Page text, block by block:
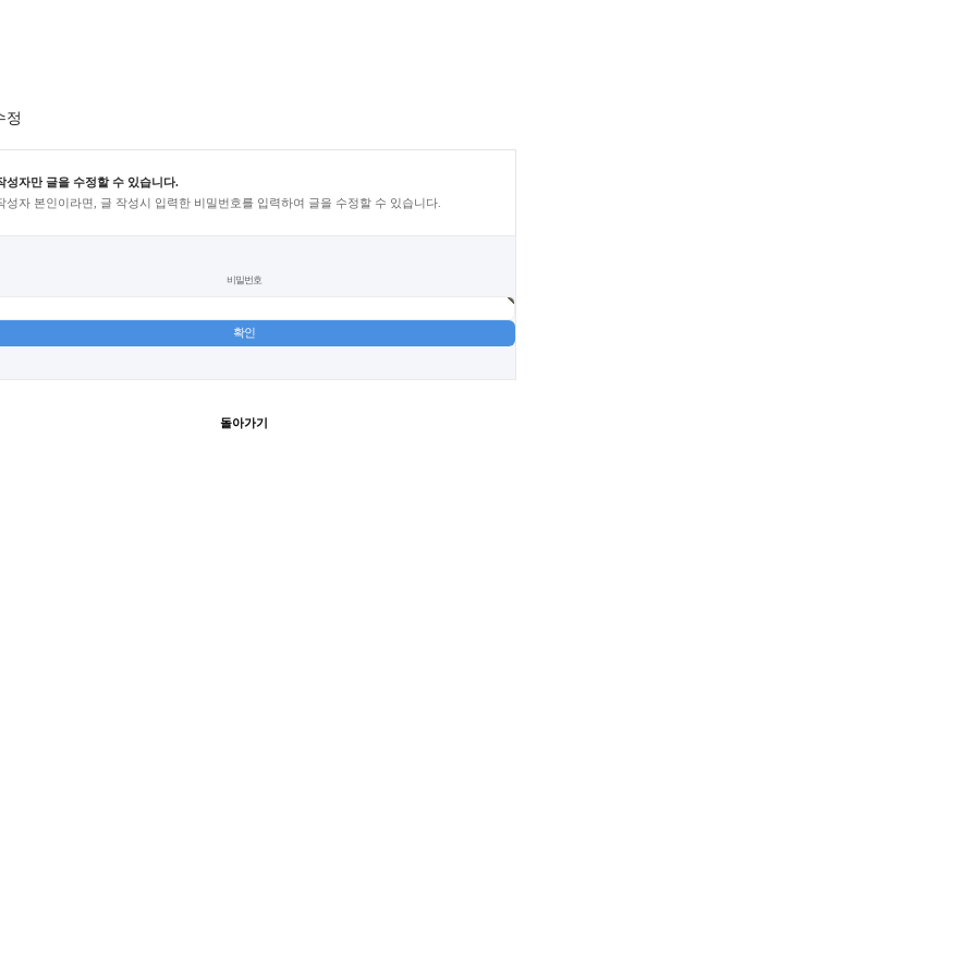
정
성자만 글을 수정할 수 있습니다.
성자 본인이라면, 글 작성시 입력한 비밀번호를 입력하여 글을 수정할 수 있습니다.
비밀번호
돌아가기